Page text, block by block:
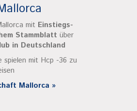
mit Einstiegs-
Stammblatt über
in Deutschland
spielen mit Hcp -36 zu
Mallorca »